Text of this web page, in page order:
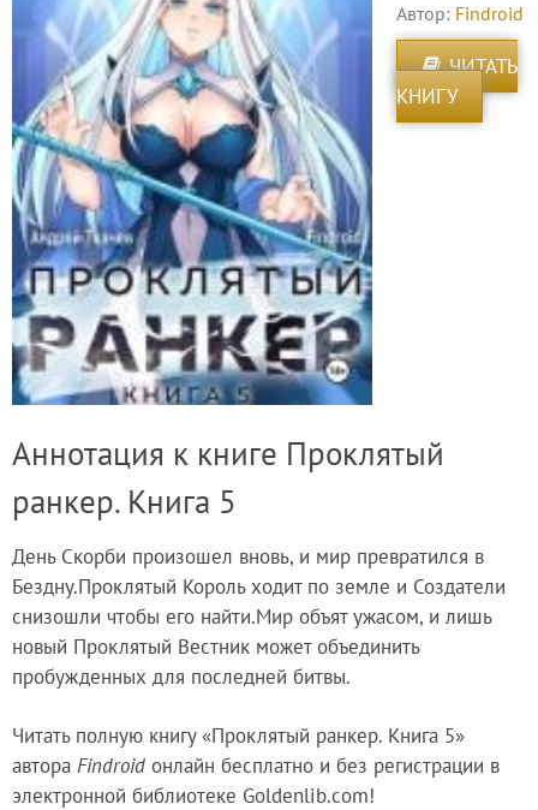
Автор: Findroid
ЧИТАТЬ
КНИГУ
Аннотация к книге Проклятый
ранкер. Книга 5
День Скорби произошел вновь, и мир превратился в
Бездну.Проклятый Король ходит по земле и Создатели
снизошли чтобы его найти.Мир объят ужасом, и лишь
новый Проклятый Вестник может объединить
пробужденных для последней битвы.
Читать полную книгу «Проклятый ранкер. Книга 5»
автора Findroid онлайн бесплатно и без регистрации в
электронной библиотеке Goldenlib.com!